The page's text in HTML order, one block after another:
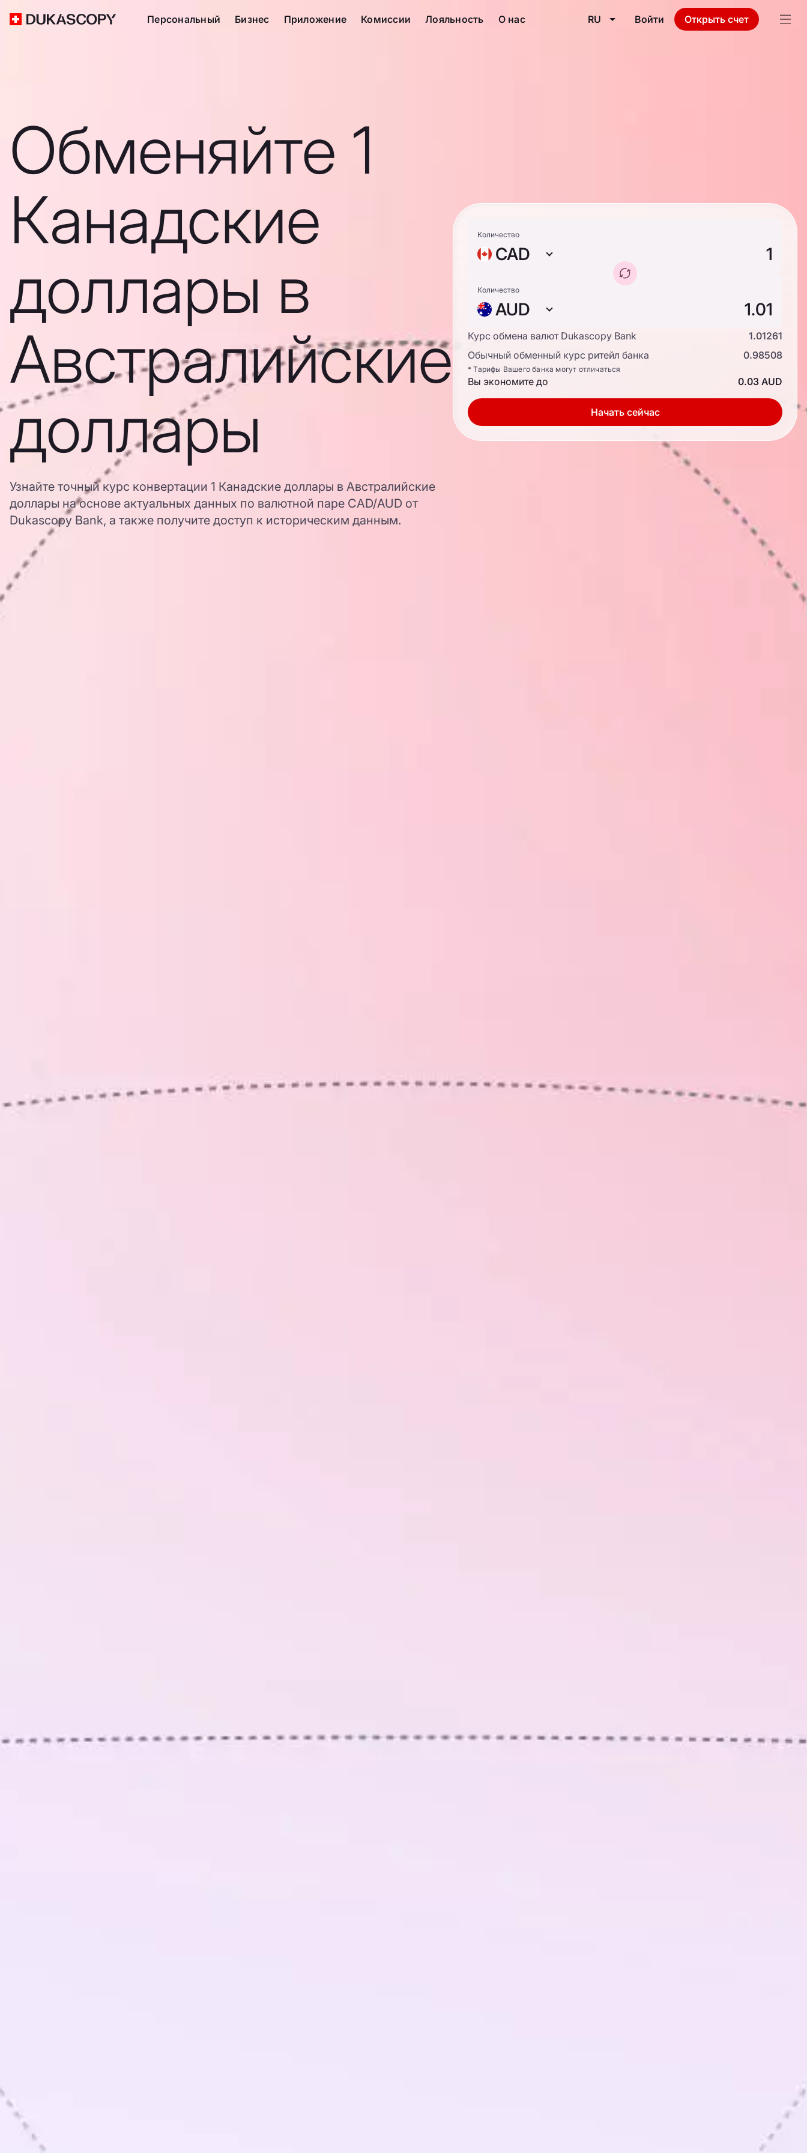
Персональный Бизнес Приложение Комиссии Лояльность О нас RU Войти Открыть счет
Обменяйте 1
Канадские
доллары в
Австралийские
доллары
Узнайте точный курс конвертации 1 Канадские доллары в Австралийские
доллары на основе актуальных данных по валютной паре CAD/AUD от
Dukascopy Bank, а также получите доступ к историческим данным.
Количество
CAD
Количество
AUD
Курс обмена валют Dukascopy Bank
1.01261
Обычный обменный курс ритейл банка
0.98508
* Тарифы Вашего банка могут отличаться
Вы экономите до 0.03 AUD
Начать сейчас